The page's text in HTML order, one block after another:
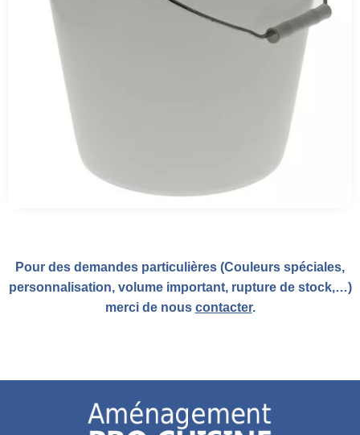
Pour des demandes particulières (Couleurs spéciales,
personnalisation, volume important, rupture de stock,…)
merci de nous contacter.